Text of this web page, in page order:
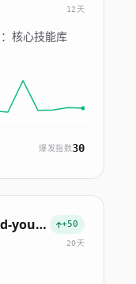
12天
核心技能库
爆发指数30
zapret-discord-youtube +50
20天